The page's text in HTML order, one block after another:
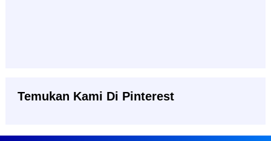
Temukan Kami Di Pinterest